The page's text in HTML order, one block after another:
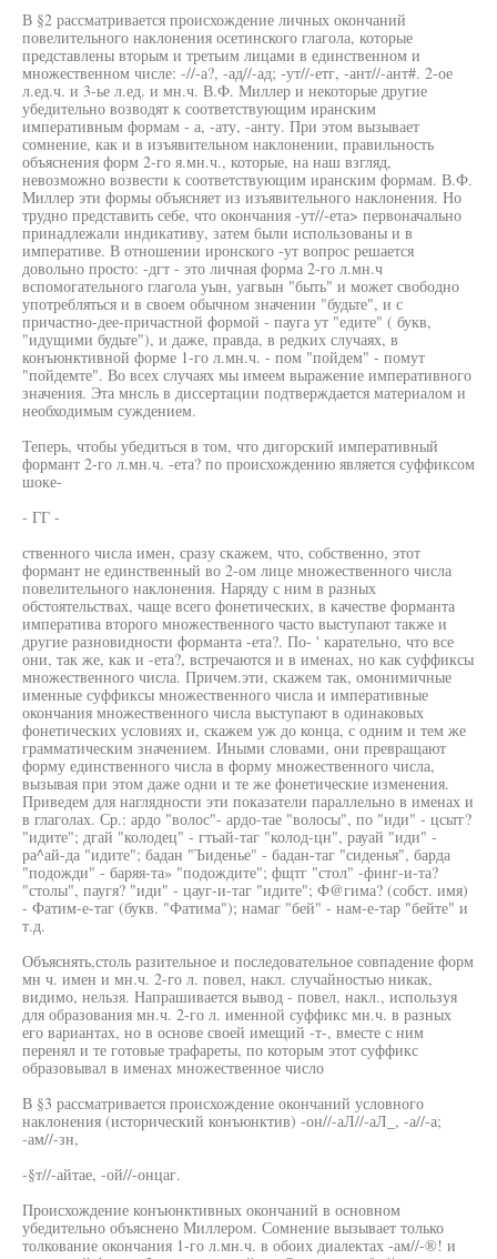
В §2 рассматривается происхождение личных окончаний
повелительного наклонения осетинского глагола, которые
представлены вторым и третьим лицами в единственном и
множественном числе: -//-а?, -ад//-ад; -ут//-етг, -ант//-ант#. 2-ое
л.ед.ч. и 3-ье л.ед. и мн.ч. В.Ф. Миллер и некоторые другие
убедительно возводят к соответствующим иранским
императивным формам - а, -ату, -анту. При этом вызывает
сомнение, как и в изъявительном наклонении, правильность
объяснения форм 2-го я.мн.ч., которые, на наш взгляд,
невозможно возвести к соответствующим иранским формам. В.Ф.
Миллер эти формы объясняет из изъявительного наклонения. Но
трудно представить себе, что окончания -ут//-ета> первоначально
принадлежали индикативу, затем были использованы и в
императиве. В отношении иронского -ут вопрос решается
довольно просто: -дгт - это личная форма 2-го л.мн.ч
вспомогательного глагола уын, уагвын "быть" и может свободно
употребляться и в своем обычном значении "будьте", и с
причастно-дее-причастной формой - пауга ут "едите" ( букв,
"идущими будьте"), и даже, правда, в редких случаях, в
конъюнктивной форме 1-го л.мн.ч. - пом "пойдем" - помут
"пойдемте". Во всех случаях мы имеем выражение императивного
значения. Эта мнсль в диссертации подтверждается материалом и
необходимым суждением.
Теперь, чтобы убедиться в том, что дигорский императивный
формант 2-го л.мн.ч. -ета? по происхождению является суффиксом
шоке-
- ГГ -
ственного числа имен, сразу скажем, что, собственно, этот
формант не единственный во 2-ом лице множественного числа
повелительного наклонения. Наряду с ним в разных
обстоятельствах, чаще всего фонетических, в качестве форманта
императива второго множественного часто выступают также и
другие разновидности форманта -ета?. По- ' карательно, что все
они, так же, как и -ета?, встречаются и в именах, но как суффиксы
множественного числа. Причем.эти, скажем так, омонимичные
именные суффиксы множественного числа и императивные
окончания множественного числа выступают в одинаковых
фонетических условиях и, скажем уж до конца, с одним и тем же
грамматическим значением. Иными словами, они превращают
форму единственного числа в форму множественного числа,
вызывая при этом даже одни и те же фонетические изменения.
Приведем для наглядности эти показатели параллельно в именах и
в глаголах. Ср.: ардо "волос"- ардо-тае "волосы", по "иди" - цсьтг?
"идите"; дгай "колодец" - гтьай-таг "колод-цн", рауай "иди" -
ра^ай-да "идите"; бадан "Ъиденье" - бадан-таг "сиденья", барда
"подожди" - баряя-та» "подождите"; фщтг "стол" -финг-и-та?
"столы", паугя? "иди" - цауг-и-таг "идите"; Ф@гима? (собст. имя)
- Фатим-е-таг (букв. "Фатима"); намаг "бей" - нам-е-тар "бейте" и
т.д.
Объяснять,столь разительное и последовательное совпадение форм
мн ч. имен и мн.ч. 2-го л. повел, накл. случайностью никак,
видимо, нельзя. Напрашивается вывод - повел, накл., используя
для образования мн.ч. 2-го л. именной суффикс мн.ч. в разных
его вариантах, но в основе своей имещий -т-, вместе с ним
перенял и те готовые трафареты, по которым этот суффикс
образовывал в именах множественное число
В §3 рассматривается происхождение окончаний условного
наклонения (исторический конъюнктив) -он//-аЛ//-аЛ_, -а//-а;
-ам//-зн,
-§т//-айтае, -ой//-онцаг.
Происхождение конъюнктивных окончаний в основном
убедительно объяснено Миллером. Сомнение вызывает только
толкование окончания 1-го л.мн.ч. в обоих диалектах -ам//-®! и